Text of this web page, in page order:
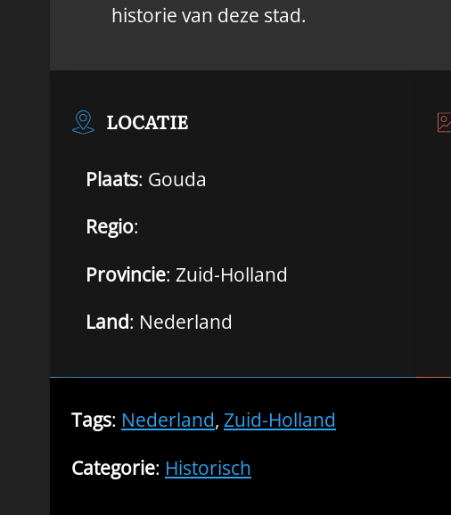
historie van deze stad.
LOCATIE
Plaats: Gouda
Regio:
Provincie: Zuid-Holland
Land: Nederland
Tags: Nederland, Zuid-Holland
Categorie: Historisch